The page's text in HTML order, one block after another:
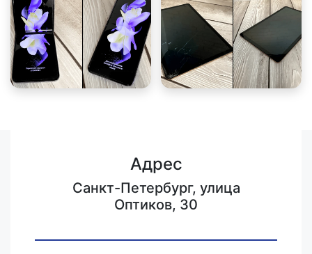
Адрес
Санкт-Петербург, улица
Оптиков, 30